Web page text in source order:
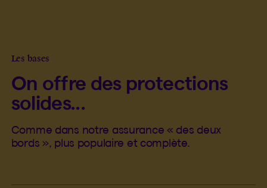
Les bases
On offre des protections
solides...
Comme dans notre assurance « des deux
bords », plus populaire et complète.